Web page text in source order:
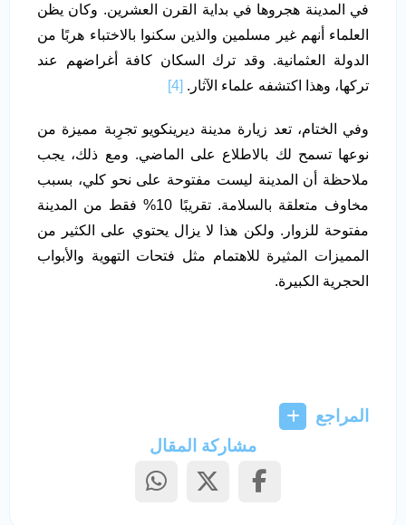
في المدينة هجروها في بداية القرن العشرين. وكان يظن
العلماء أنهم غير مسلمين والذين سكنوا بالاختباء هربًا من
الدولة العثمانية. وقد ترك السكان كافة أغراضهم عند
تركها، وهذا اكتشفه علماء الآثار. [4]
وفي الختام، تعد زيارة مدينة ديرينكويو تجرِبة مميزة من
نوعها تسمح لك بالاطلاع على الماضي. ومع ذلك، يجب
ملاحظة أن المدينة ليست مفتوحة على نحو كلي، بسبب
مخاوف متعلقة بالسلامة. تقريبًا 10% فقط من المدينة
مفتوحة للزوار. ولكن هذا لا يزال يحتوي على الكثير من
المميزات المثيرة للاهتمام مثل فتحات التهوية والأبواب
الحجرية الكبيرة.
المراجع
مشاركة المقال